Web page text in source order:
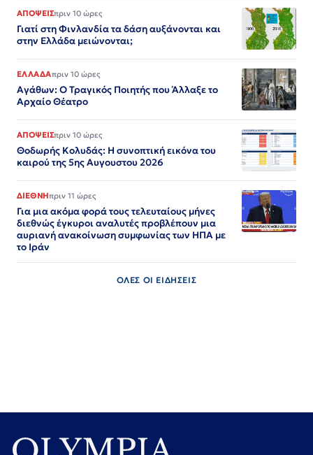
ΑΠΟΨΕΙΣπριν 10 ώρες
Γιατί στη Φινλανδία τα δάση αυξάνονται και
στην Ελλάδα μειώνονται;
ΕΛΛΑΔΑπριν 10 ώρες
Αγάθων: Ο Τραγικός Ποιητής που Άλλαξε το
Αρχαίο Θέατρο
ΑΠΟΨΕΙΣπριν 10 ώρες
Θοδωρής Κολυδάς: Η συνοπτική εικόνα του
καιρού της 5ης Αυγουστου 2026
ΔΙΕΘΝΗπριν 11 ώρες
Για μια ακόμα φορά τους τελευταίους μήνες
διεθνώς έγκυροι αναλυτές προβλέπουν μια
αυριανή ανακοίνωση συμφωνίας των ΗΠΑ με
το Ιράν
ΟΛΕΣ ΟΙ ΕΙΔΗΣΕΙΣ